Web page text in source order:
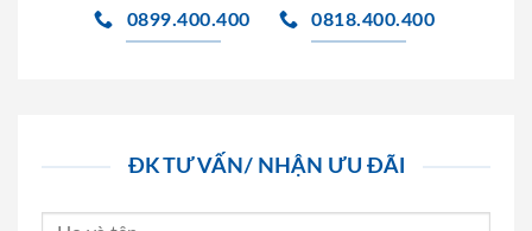
0899.400.400 0818.400.400
ĐK TƯ VẤN/ NHẬN ƯU ĐÃI